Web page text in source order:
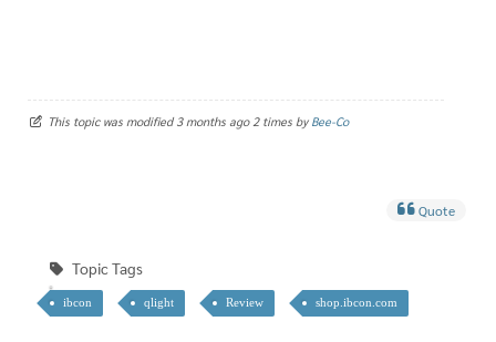
This topic was modified 3 months ago 2 times by Bee-Co
Quote
Topic Tags
ibcon qlight Review shop.ibcon.com